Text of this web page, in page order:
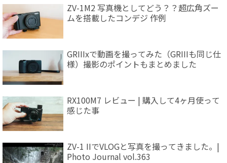
ZV-1M2 写真機としてどう？？超広角ズー
ムを搭載したコンデジ 作例
GRIIIxで動画を撮ってみた（GRIIIも同じ仕
様）撮影のポイントもまとめました
RX100M7 レビュー | 購入して4ヶ月使って
感じた事
ZV-1 IIでVLOGと写真を撮ってきました。|
Photo Journal vol.363